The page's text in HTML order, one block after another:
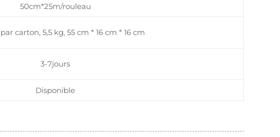
50cm*25m/rouleau
carton, 5,5 kg, 55 cm * 16 cm * 16 cm
3-7jours
Disponible